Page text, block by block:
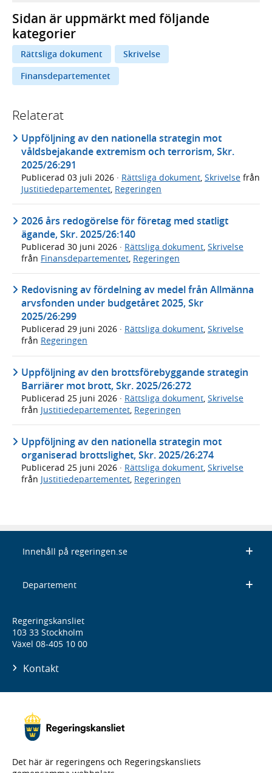
Sidan är uppmärkt med följande
kategorier
Rättsliga dokument
Skrivelse
Finansdepartementet
Relaterat
Uppföljning av den nationella strategin mot
våldsbejakande extremism och terrorism, Skr.
2025/26:291
Publicerad 03 juli 2026 · Rättsliga dokument, Skrivelse från
Justitiedepartementet, Regeringen
2026 års redogörelse för företag med statligt
ägande, Skr. 2025/26:140
Publicerad 30 juni 2026 · Rättsliga dokument Skrivelse
från Finansdepartementet Regeringen
Redovisning av fördelning av medel från Allmänna
arvsfonden under budgetåret 2025, Skr
2025/26:299
Publicerad 29 juni 2026 · Rättsliga dokument, Skrivelse
från Regeringen
Uppföljning av den brottsförebyggande strategin
Barriärer mot brott, Skr. 2025/26:272
Publicerad 25 juni 2026 · Rättsliga dokument, Skrivelse
från Justitiedepartementet, Regeringen
Uppföljning av den nationella strategin mot
organiserad brottslighet, Skr. 2025/26:274
Publicerad 25 juni 2026 · Rättsliga dokument Skrivelse
från Justitiedepartementet Regeringen
Innehåll på regeringen.se
Departement
Regeringskansliet
103 33 Stockholm
Växel 08-405 10 00
Kontakt
Det här är regeringens och Regeringskansliets